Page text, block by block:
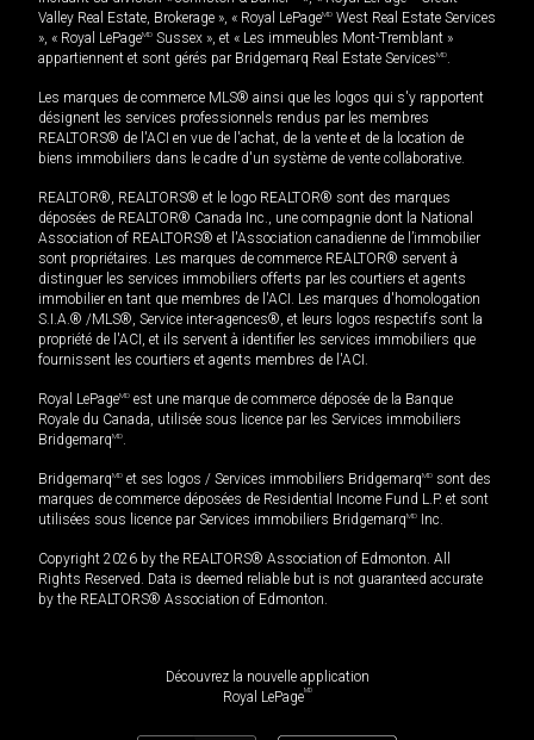
Valley Real Estate, Brokerage », « Royal LePageMD West Real Estate Services
», « Royal LePageMD Sussex », et « Les immeubles Mont-Tremblant »
appartiennent et sont gérés par Bridgemarq Real Estate ServicesMD.
Les marques de commerce MLS® ainsi que les logos qui s'y rapportent
désignent les services professionnels rendus par les membres
REALTORS® de l'ACI en vue de l'achat, de la vente et de la location de
biens immobiliers dans le cadre d'un système de vente collaborative.
REALTOR®, REALTORS® et le logo REALTOR® sont des marques
déposées de REALTOR® Canada Inc., une compagnie dont la National
Association of REALTORS® et l'Association canadienne de l’immobilier
sont propriétaires. Les marques de commerce REALTOR® servent à
distinguer les services immobiliers offerts par les courtiers et agents
immobilier en tant que membres de l'ACI. Les marques d'homologation
S.I.A.® /MLS®, Service inter-agences®, et leurs logos respectifs sont la
propriété de l'ACI, et ils servent à identifier les services immobiliers que
fournissent les courtiers et agents membres de l'ACI.
Royal LePageMD est une marque de commerce déposée de la Banque
Royale du Canada, utilisée sous licence par les Services immobiliers
BridgemarqMD.
BridgemarqMD et ses logos / Services immobiliers BridgemarqMD sont des
marques de commerce déposées de Residential Income Fund L.P. et sont
utilisées sous licence par Services immobiliers BridgemarqMD Inc.
Copyright 2026 by the REALTORS® Association of Edmonton. All
Rights Reserved. Data is deemed reliable but is not guaranteed accurate
by the REALTORS® Association of Edmonton.
Découvrez la nouvelle application
Royal LePageMD